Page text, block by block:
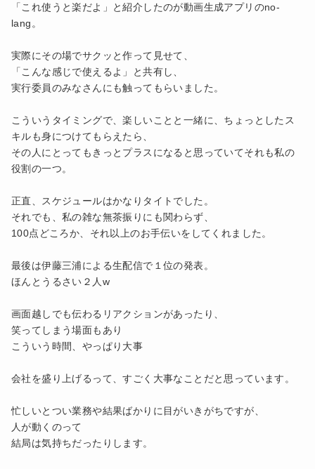
「これ使うと楽だよ」と紹介したのが動画生成アプリのno-
lang。
実際にその場でサクッと作って見せて、
「こんな感じで使えるよ」と共有し、
実行委員のみなさんにも触ってもらいました。
こういうタイミングで、楽しいことと一緒に、ちょっとしたス
キルも身につけてもらえたら、
その人にとってもきっとプラスになると思っていてそれも私の
役割の一つ。
正直、スケジュールはかなりタイトでした。
それでも、私の雑な無茶振りにも関わらず、
100点どころか、それ以上のお手伝いをしてくれました。
最後は伊藤三浦による生配信で１位の発表。
ほんとうるさい２人w
画面越しでも伝わるリアクションがあったり、
笑ってしまう場面もあり
こういう時間、やっぱり大事
会社を盛り上げるって、すごく大事なことだと思っています。
忙しいとつい業務や結果ばかりに目がいきがちですが、
人が動くのって
結局は気持ちだったりします。